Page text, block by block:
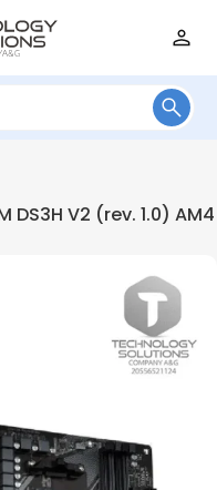
V2 (rev. 1.0) AM4